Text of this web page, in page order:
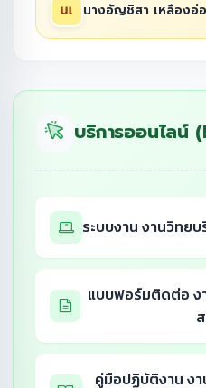
นางอัญชิสา เหลืองอ่
บริการออนไลน์
ระบบงาน งานวิทย
แบบฟอร์มติดต่อ ง
คู่มือปฏิบัติงาน ง